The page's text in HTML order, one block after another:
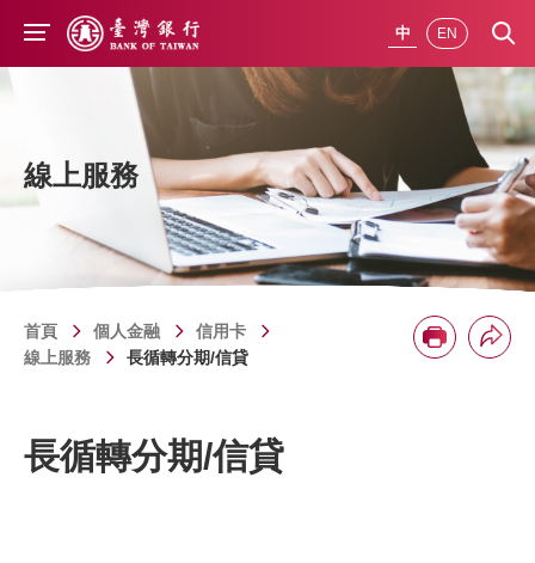
前往主要內容
中 EN
線上服務
首頁 個人金融
信用卡
線上服務
長循轉分期/信貸
分享
長循轉分期/信貸